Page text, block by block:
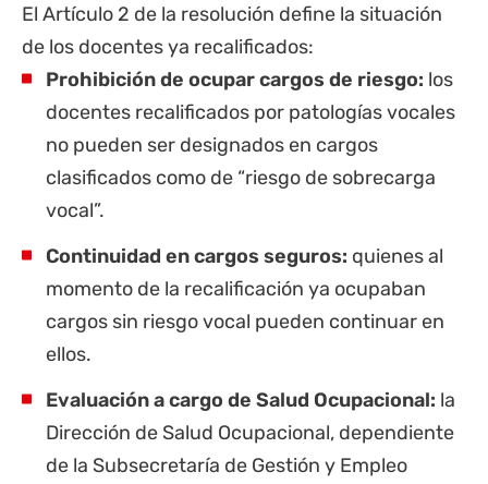
El Artículo 2 de la resolución define la situación
de los docentes ya recalificados:
Prohibición de ocupar cargos de riesgo: los
docentes recalificados por patologías vocales
no pueden ser designados en cargos
clasificados como de “riesgo de sobrecarga
vocal”.
Continuidad en cargos seguros: quienes al
momento de la recalificación ya ocupaban
cargos sin riesgo vocal pueden continuar en
ellos.
Evaluación a cargo de Salud Ocupacional: la
Dirección de Salud Ocupacional, dependiente
de la Subsecretaría de Gestión y Empleo